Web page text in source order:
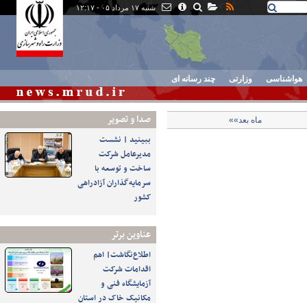
شنبه ۱۷ مرداد ۰۵ - ۱۲:۱۷
هواشناسی وزارتی چند رسانه ای
صدا و تصوير
ببینید | نشست
مدیرعامل شرکت
ساخت و توسعه با
سرمایه‌گذاران آزادراهی
کشور
عناوین برتر
اطلاع‌نگاشت| اهم
اقدامات شرکت
آزمایشگاه فنی و
مکانیک خاک در استان
ماه بعد»»